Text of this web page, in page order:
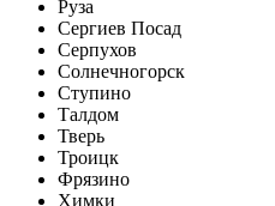
Руза
Сергиев Посад
Серпухов
Солнечногорск
Ступино
Талдом
Тверь
Троицк
Фрязино
Химки